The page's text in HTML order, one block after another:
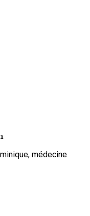
médecine